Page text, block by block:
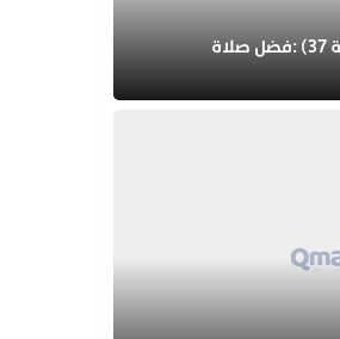
برنامج بينات من الهدى (الحلقة 37) :فضل صلاة